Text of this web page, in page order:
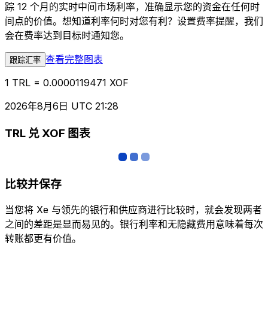
踪 12 个月的实时中间市场利率，准确显示您的资金在任何时
间点的价值。想知道利率何时对您有利？设置费率提醒，我们
会在费率达到目标时通知您。
跟踪汇率 查看完整图表
1 TRL = 0.0000119471 XOF
2026年8月6日 UTC 21:28
TRL 兑 XOF 图表
比较并保存
当您将 Xe 与领先的银行和供应商进行比较时，就会发现两者
之间的差距是显而易见的。银行利率和无隐藏费用意味着每次
转账都更有价值。